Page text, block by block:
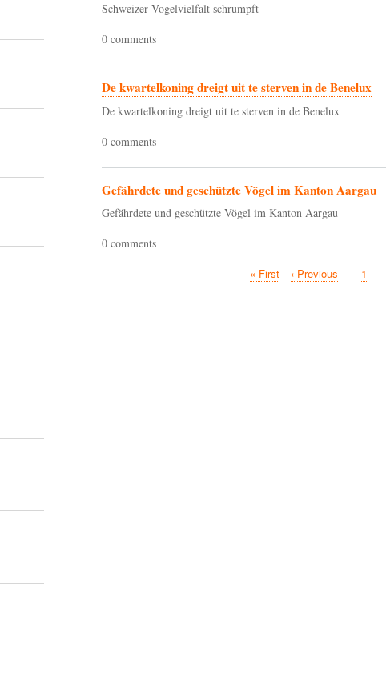
Schweizer Vogelvielfalt schrumpft
0 comments
De kwartelkoning dreigt uit te sterven in de Benelux
De kwartelkoning dreigt uit te sterven in de Benelux
0 comments
Gefährdete und geschützte Vögel im Kanton Aargau
Gefährdete und geschützte Vögel im Kanton Aargau
0 comments
First
« First
Previous
‹ Previous Page
1